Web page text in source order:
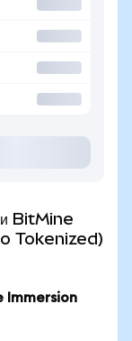
BitMine
Tokenized)
Immersion